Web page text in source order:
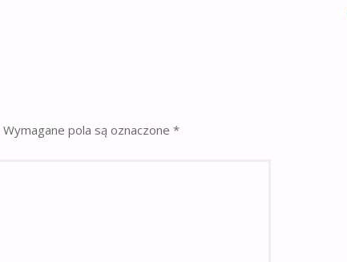
Wymagane pola są oznaczone*